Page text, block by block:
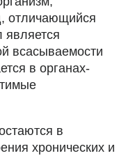
отличающийся
является
всасываемости
в органах-
в
хронических и